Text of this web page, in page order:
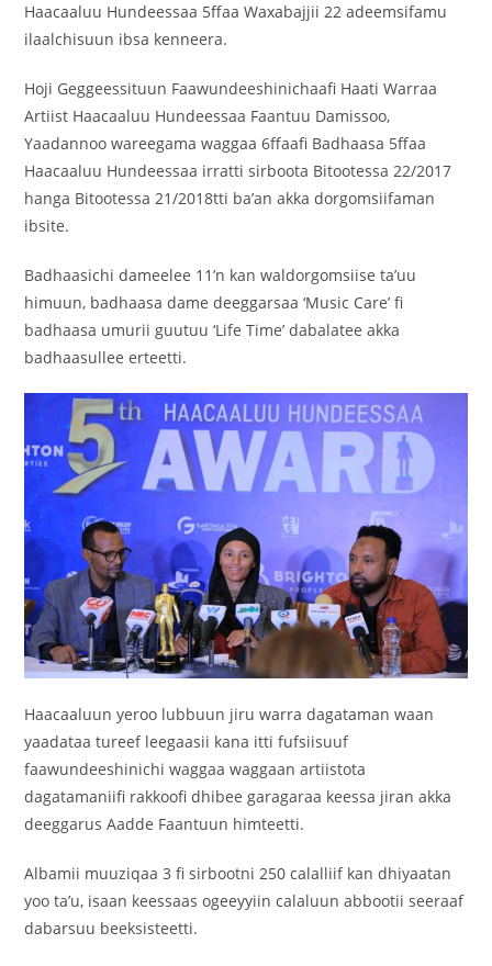
Haacaaluu Hundeessaa 5ffaa Waxabajjii 22 adeemsifamu
ilaalchisuun ibsa kenneera.
Hoji Geggeessituun Faawundeeshinichaafi Haati Warraa
Artiist Haacaaluu Hundeessaa Faantuu Damissoo,
Yaadannoo wareegama waggaa 6ffaafi Badhaasa 5ffaa
Haacaaluu Hundeessaa irratti sirboota Bitootessa 22/2017
hanga Bitootessa 21/2018tti ba’an akka dorgomsiifaman
ibsite.
Badhaasichi dameelee 11’n kan waldorgomsiise ta’uu
himuun, badhaasa dame deeggarsaa ‘Music Care’ fi
badhaasa umurii guutuu ‘Life Time’ dabalatee akka
badhaasullee erteetti.
Haacaaluun yeroo lubbuun jiru warra dagataman waan
yaadataa tureef leegaasii kana itti fufsiisuuf
faawundeeshinichi waggaa waggaan artiistota
dagatamaniifi rakkoofi dhibee garagaraa keessa jiran akka
deeggarus Aadde Faantuun himteetti.
Albamii muuziqaa 3 fi sirbootni 250 calalliif kan dhiyaatan
yoo ta’u, isaan keessaas ogeeyyiin calaluun abbootii seeraaf
dabarsuu beeksisteetti.